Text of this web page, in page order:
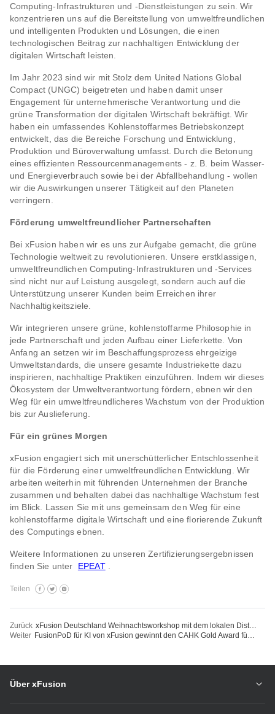
Computing-Infrastrukturen und -Dienstleistungen zu sein. Wir
konzentrieren uns auf die Bereitstellung von umweltfreundlichen
und intelligenten Produkten und Lösungen, die einen
technologischen Beitrag zur nachhaltigen Entwicklung der
digitalen Wirtschaft leisten.
Im Jahr 2023 sind wir mit Stolz dem United Nations Global
Compact (UNGC) beigetreten und haben damit unser
Engagement für unternehmerische Verantwortung und die
grüne Transformation der digitalen Wirtschaft bekräftigt. Wir
haben ein umfassendes Kohlenstoffarmes Betriebskonzept
entwickelt, das die Bereiche Forschung und Entwicklung,
Produktion und Büroverwaltung umfasst. Durch die Betonung
eines effizienten Ressourcenmanagements - z. B. beim Wasser-
und Energieverbrauch sowie bei der Abfallbehandlung - wollen
wir die Auswirkungen unserer Tätigkeit auf den Planeten
verringern.
Förderung umweltfreundlicher Partnerschaften
Bei xFusion haben wir es uns zur Aufgabe gemacht, die grüne
Technologie weltweit zu revolutionieren. Unsere erstklassigen,
umweltfreundlichen Computing-Infrastrukturen und -Services
sind nicht nur auf Leistung ausgelegt, sondern auch auf die
Unterstützung unserer Kunden beim Erreichen ihrer
Nachhaltigkeitsziele.
Wir integrieren unsere grüne, kohlenstoffarme Philosophie in
jede Partnerschaft und jeden Aufbau einer Lieferkette. Von
Anfang an setzen wir im Beschaffungsprozess ehrgeizige
Umweltstandards, die unsere gesamte Industriekette dazu
inspirieren, nachhaltige Praktiken einzuführen. Indem wir dieses
Ökosystem der Umweltverantwortung fördern, ebnen wir den
Weg für ein umweltfreundlicheres Wachstum von der Produktion
bis zur Auslieferung.
Für ein grünes Morgen
xFusion engagiert sich mit unerschütterlicher Entschlossenheit
für die Förderung einer umweltfreundlichen Entwicklung. Wir
arbeiten weiterhin mit führenden Unternehmen der Branche
zusammen und behalten dabei das nachhaltige Wachstum fest
im Blick. Lassen Sie mit uns gemeinsam den Weg für eine
kohlenstoffarme digitale Wirtschaft und eine florierende Zukunft
des Computings ebnen.
Weitere Informationen zu unseren Zertifizierungsergebnissen
finden Sie unter EPEAT
Teilen
Zurück
Weiter
Über xFusion